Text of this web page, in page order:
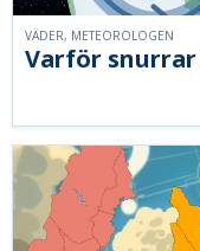
Varför
VÄDER, METEOROLOGEN